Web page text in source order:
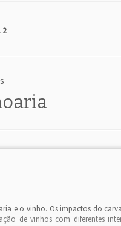
2
e o vinho. Os impactos do
de vinhos com diferentes